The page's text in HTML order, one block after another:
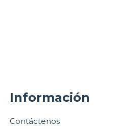
Información
Contáctenos